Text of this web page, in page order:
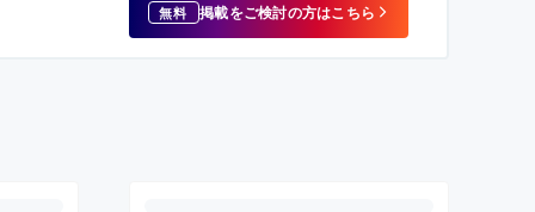
無料 掲載をご検討の方はこちら